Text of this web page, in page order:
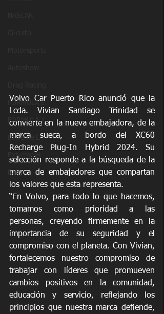
FORMULA E
FORMULA 1
Extreme E
Extreme H
Rally
Volvo Car Puerto Rico anunció que la
Lcda. Vivian Santiago Trinidad se
convierte en la nueva embajadora, de la
marca sueca, a bordo del XC60
Recharge Plug-In Hybrid 2024. Su
selección responde a la búsqueda de la
marca de embajadores que compartan
los valores que esta representa.
“En Volvo, para todo lo que hacemos,
tomamos como prioridad a las
personas, creyendo firmemente en la
importancia de su seguridad y el
compromiso con el planeta. Con Vivian,
fortalecemos nuestro compromiso de
trabajar con líderes que promueven
cambios positivos en la comunidad,
educación y servicio, reflejando los
principios que nuestra marca defiende,